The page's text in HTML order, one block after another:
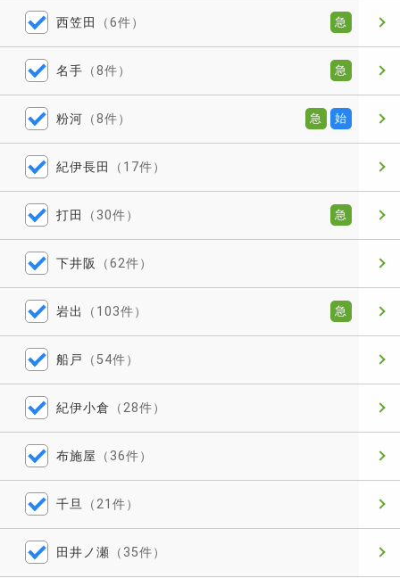
西笠田 （6件） 急
名手 （8件） 急
粉河 （8件） 急 始
紀伊長田 （17件）
打田 （30件） 急
下井阪 （62件）
岩出 （103件） 急
船戸 （54件）
紀伊小倉 （28件）
布施屋 （36件）
千旦 （21件）
田井ノ瀬 （35件）